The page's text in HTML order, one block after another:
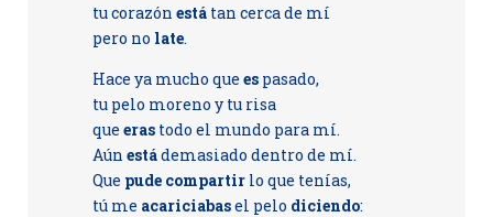
tu corazón está tan cerca de mí
pero no late.
Hace ya mucho que es pasado,
tu pelo moreno y tu risa
que eras todo el mundo para mí.
Aún estádemasiado dentro de mí.
Que pude compartir lo que tenías,
tú me acariciabasel pelo diciendo: